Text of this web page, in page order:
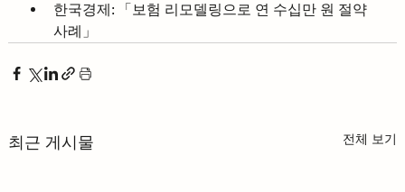
한국경제: 「보험 리모델링으로 연 수십만 원 절약
사례」
최근 게시물 전체 보기